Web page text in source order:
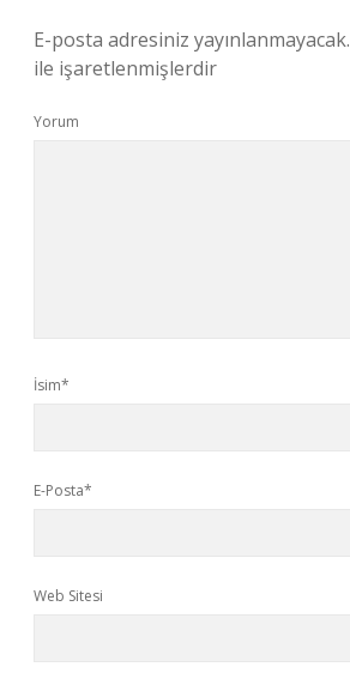
E-posta adresiniz yayınlanmayacak.
ile işaretlenmişlerdir
Yorum
İsim*
E-Posta*
Web Sitesi